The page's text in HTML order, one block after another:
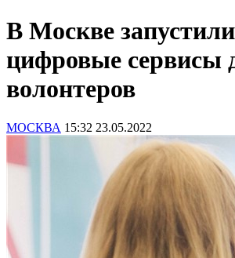
В Москве
цифровые сервисы
волонтеров
МОСКВА 15:32 23.05.2022